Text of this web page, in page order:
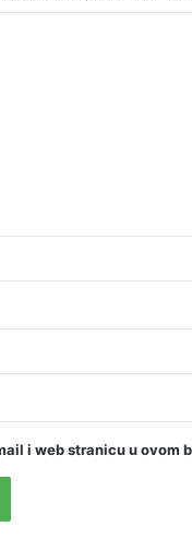
i web stranicu u ovom